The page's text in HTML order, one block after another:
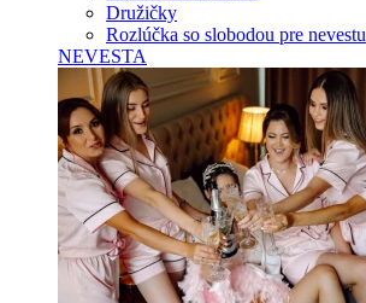
Družičky
Rozlúčka so slobodou pre nevestu
NEVESTA